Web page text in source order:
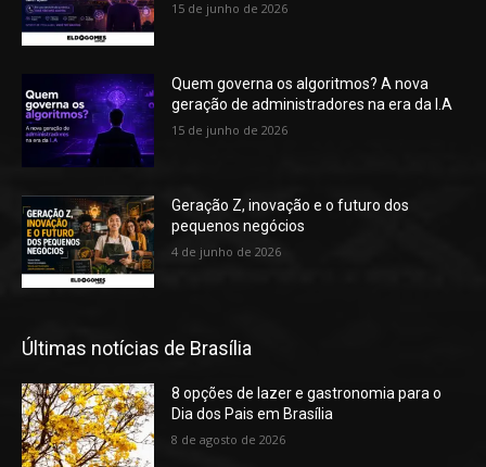
15 de junho de 2026
Quem governa os algoritmos? A nova
geração de administradores na era da I.A
15 de junho de 2026
Geração Z, inovação e o futuro dos
pequenos negócios
4 de junho de 2026
Últimas notícias de Brasília
8 opções de lazer e gastronomia para o
Dia dos Pais em Brasília
8 de agosto de 2026